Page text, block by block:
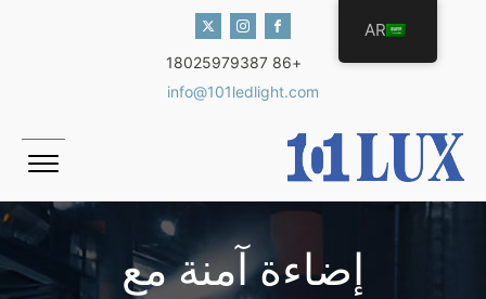
+86 18025979387
info@101ledlight.com
إضاءة آمنة مع
AR